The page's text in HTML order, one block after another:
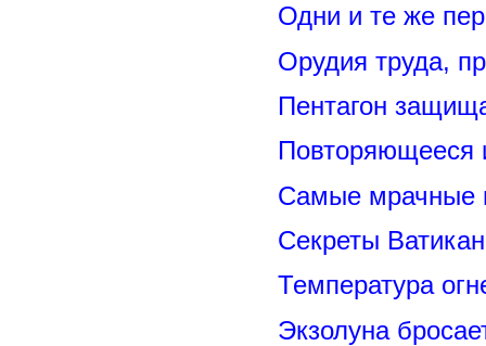
Одни и те же
Орудия труда,
Пентагон
Повторяющееся
Самые мрачные
Секреты
Температура
Экзолуна